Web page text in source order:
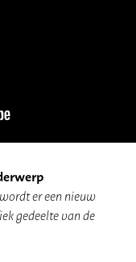
er een nieuw
gedeelte van de